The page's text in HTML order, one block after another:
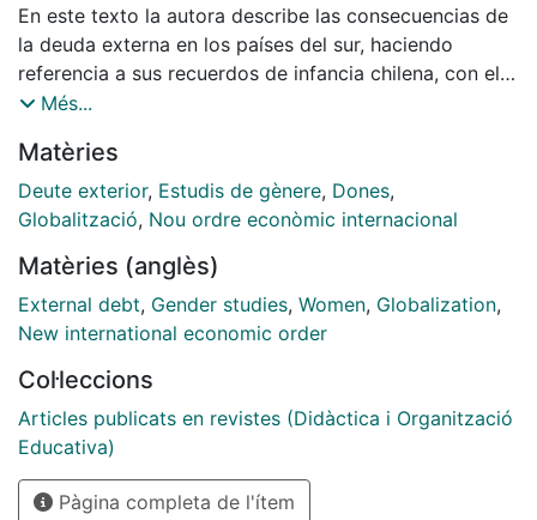
En este texto la autora describe las consecuencias de
la deuda externa en los países del sur, haciendo
referencia a sus recuerdos de infancia chilena, con el
objetivo de poner en evidencia los costos de género
documento se organiza en torno a 3 ejes: (1) El papel
de la deuda externa en la precarización laboral y el
refuerzo de la división sexual del trabajo. (2) Los
hombres y mujeres y los desafíos de la agenda
feminista. (3) La deuda social, las migraciones, y la
deuda de cuidados que contraen los países ricos con
Més...
Matèries
Deute exterior, Estudis de gènere, Dones,
Globalització, Nou ordre econòmic internacional
Matèries (anglès)
External debt, Gender studies, Women, Globalization,
New international economic order
Col·leccions
Articles publicats en revistes (Didàctica i Organització
Educativa)
Pàgina completa de l'ítem